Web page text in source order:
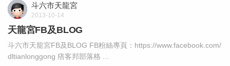
斗六市天龍宮
2013-10-14
天龍宮FB及BLOG
斗六市天龍宮FB及BLOG FB粉絲專頁：https://www.facebook.com/
dltianlonggong 痞客邦部落格 ...